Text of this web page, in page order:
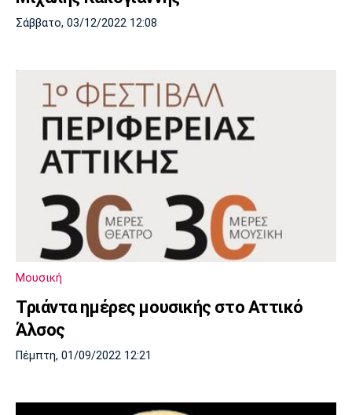
Σάββατο, 03/12/2022 12:08
Μουσική
Τριάντα ημέρες μουσικής στο Αττικό
Άλσος
Πέμπτη, 01/09/2022 12:21